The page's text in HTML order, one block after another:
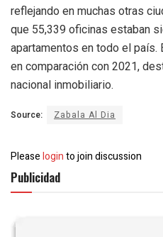
reflejando en muchas otras
que 55,339 oficinas estaban
apartamentos en todo el país.
en comparación con 2021,
nacional inmobiliario.
Source: Zabala Al Dia
Pleaseloginto join discussion
Publicidad